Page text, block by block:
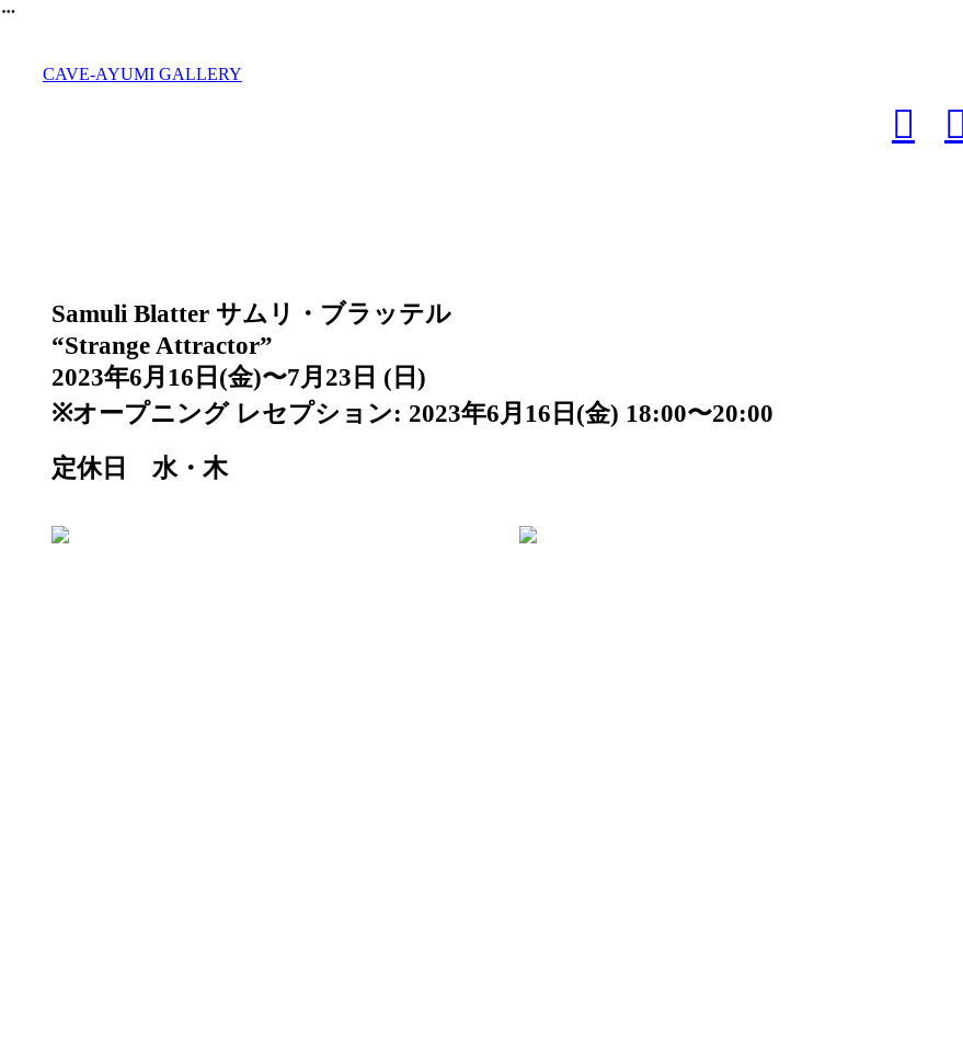
︎
CAVE-AYUMI GALLERY
︎ ︎
Samuli Blatter サムリ・ブラッテル
“Strange Attractor”
2023年6月16日(金)〜7月23日 (日)
※オープニング レセプション: 2023年6月16日(金) 18:00〜20:00
定休日 水・木